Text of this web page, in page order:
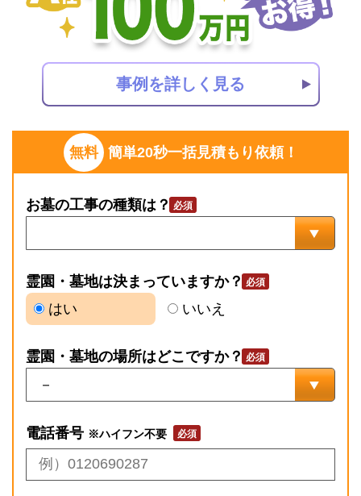
無料 簡単20秒一括見積もり依頼！
お墓の工事の種類は？
霊園・墓地は決まっていますか？
はい
いいえ
霊園・墓地の場所はどこですか？
電話番号 ※ハイフン不要
事例を詳しく見る